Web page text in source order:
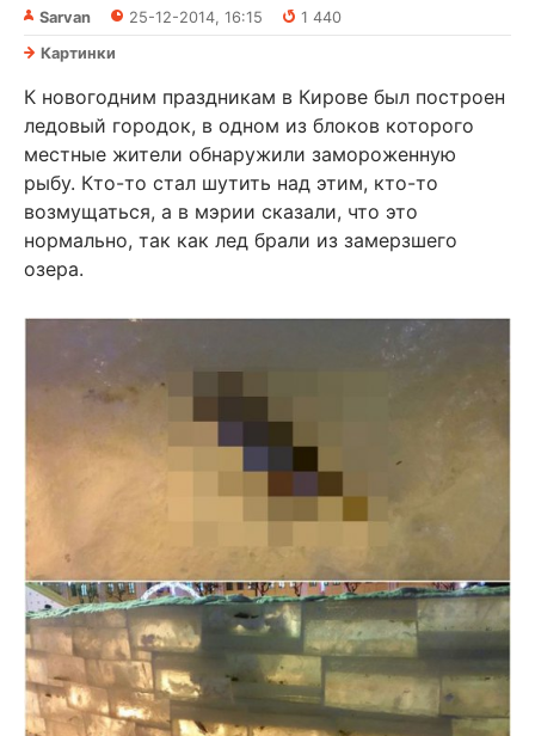
Sarvan 25-12-2014, 16:15
1 440
Картинки
К новогодним праздникам в Кирове был построен
ледовый городок, в одном из блоков которого
местные жители обнаружили замороженную
рыбу. Кто-то стал шутить над этим, кто-то
возмущаться, а в мэрии сказали, что это
нормально, так как лед брали из замерзшего
озера.